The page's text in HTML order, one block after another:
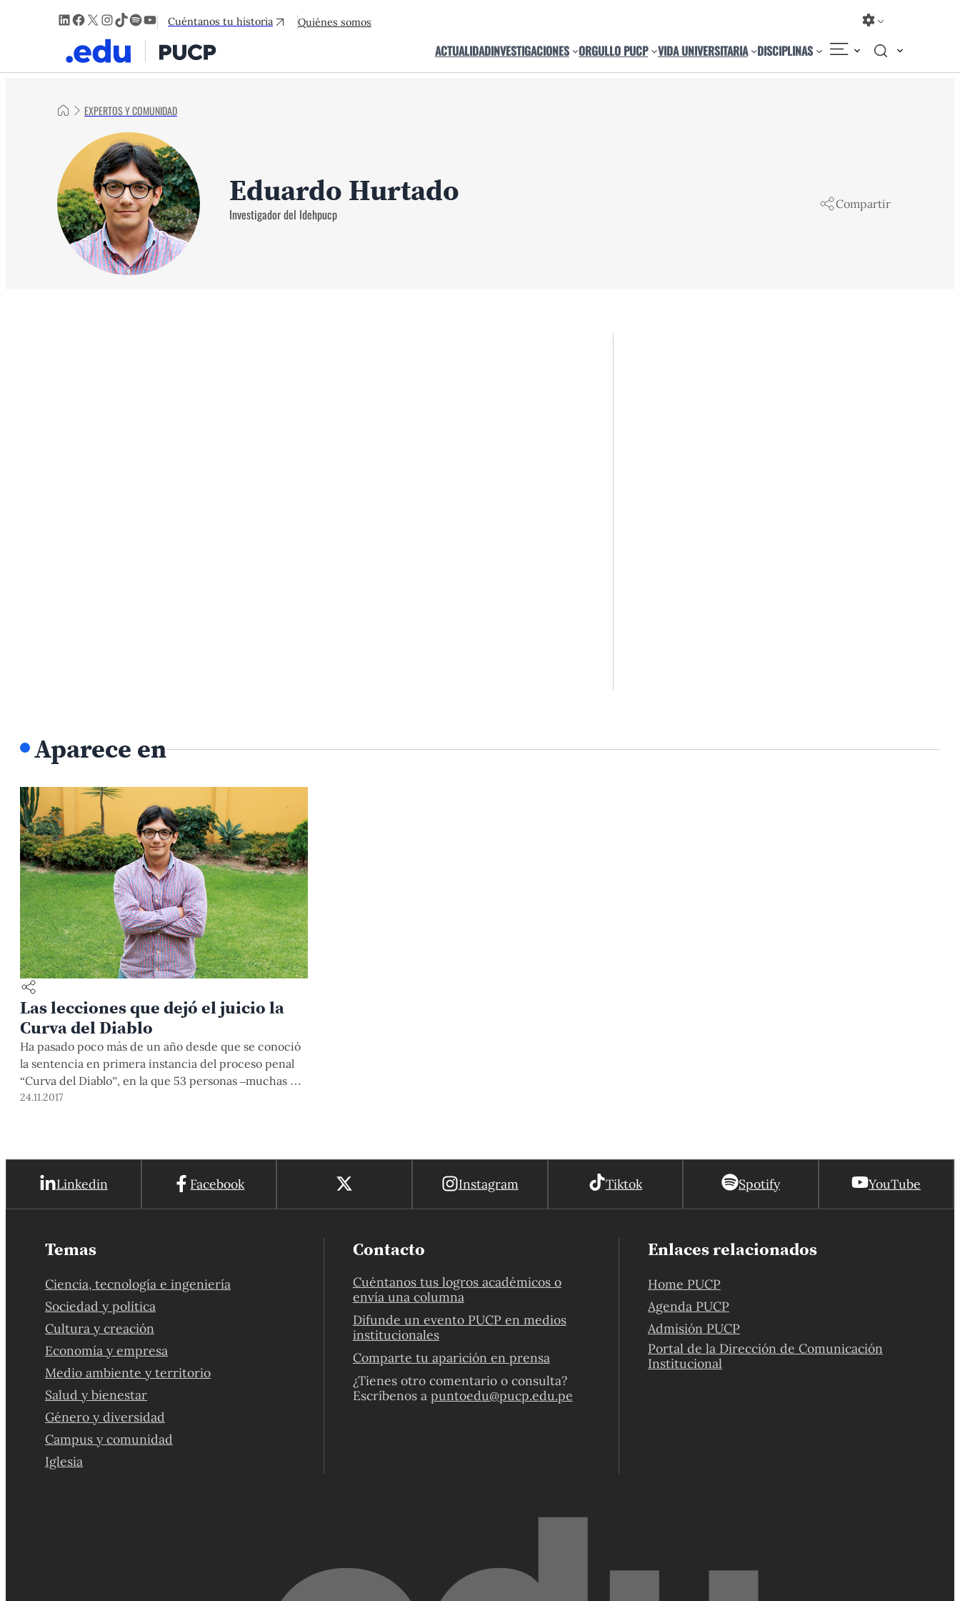
LinkedIn
Facebook
X Instagram
TikTok
Spotify
YouTube
Cuéntanos tu historia Quiénes somos
ACTUALIDADINVESTIGACIONES ORGULLO PUCP VIDA UNIVERSITARIA DISCIPLINAS
EXPERTOS Y COMUNIDAD
Eduardo Hurtado
Investigador del Idehpucp
Compartir
Aparece en
Las lecciones que dejó el juicio la
Curva del Diablo
Ha pasado poco más de un año desde que se conoció
la sentencia en primera instancia del proceso penal
“Curva del Diablo”, en la que 53 personas –muchas de
ellas awajún y wampis- fueron absueltas por delitos
24.11.2017
Linkedin Facebook Instagram Tiktok Spotify YouTube
Temas
Ciencia, tecnología e ingeniería
Sociedad y política
Cultura y creación
Economía y empresa
Medio ambiente y territorio
Salud y bienestar
Género y diversidad
Campus y comunidad
Iglesia
Contacto
Cuéntanos tus logros académicos o
envía una columna
Difunde un evento PUCP en medios
institucionales
Comparte tu aparición en prensa
¿Tienes otro comentario o consulta?
Escríbenos a puntoedu@pucp.edu.pe
Enlaces relacionados
Home PUCP
Agenda PUCP
Admisión PUCP
Portal de la Dirección de Comunicación
Institucional